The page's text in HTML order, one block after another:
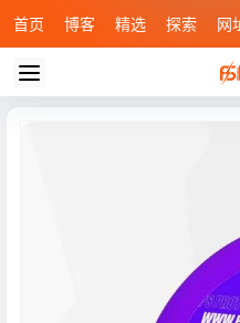
首页 博客 精选 探索 网